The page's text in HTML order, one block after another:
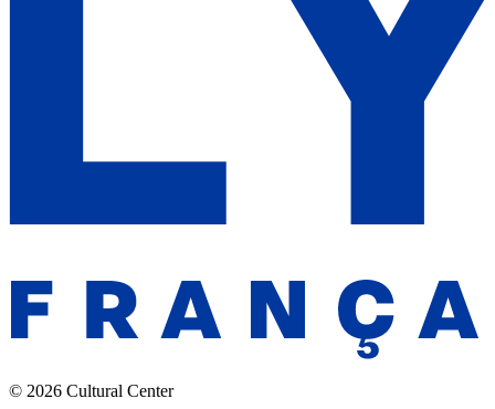
© 2026 Cultural Center